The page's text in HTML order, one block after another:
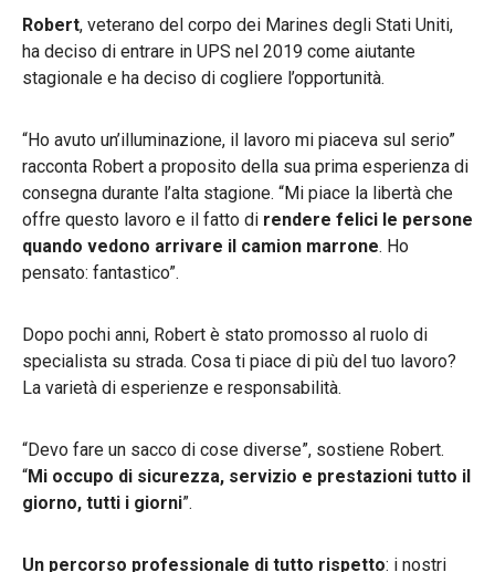
Robert, veterano del corpo dei Marines degli Stati Uniti,
ha deciso di entrare in UPS nel 2019 come aiutante
stagionale e ha deciso di cogliere l’opportunità.
“Ho avuto un’illuminazione, il lavoro mi piaceva sul serio”
racconta Robert a proposito della sua prima esperienza di
consegna durante l’alta stagione. “Mi piace la libertà che
offre questo lavoro e il fatto di rendere felici le persone
quando vedono arrivare il camion marrone. Ho
pensato: fantastico”.
Dopo pochi anni, Robert è stato promosso al ruolo di
specialista su strada. Cosa ti piace di più del tuo lavoro?
La varietà di esperienze e responsabilità.
“Devo fare un sacco di cose diverse”, sostiene Robert.
“Mi occupo di sicurezza, servizio e prestazioni tutto il
giorno, tutti i giorni”.
Un percorso professionale di tutto rispetto: i nostri